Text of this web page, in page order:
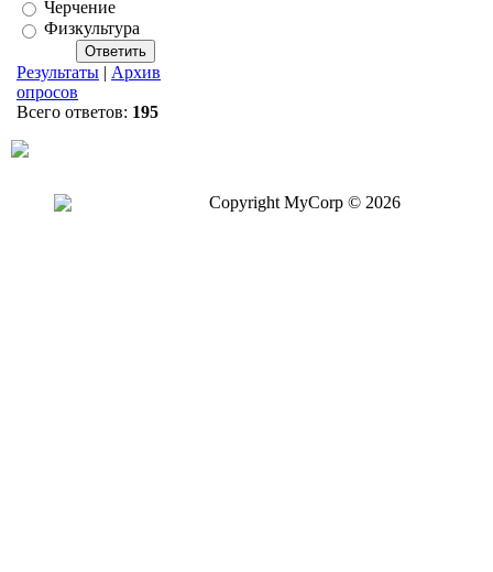
Черчение
Физкультура
Результаты | Архив
опросов
Всего ответов: 195
Copyright MyCorp © 2026